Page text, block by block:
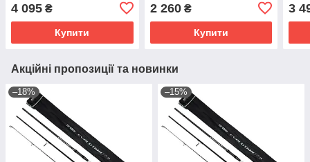
4 095 ₴
Купити
2 260₴
Купити
3
Акційні пропозиції та новинки
–18% –15%